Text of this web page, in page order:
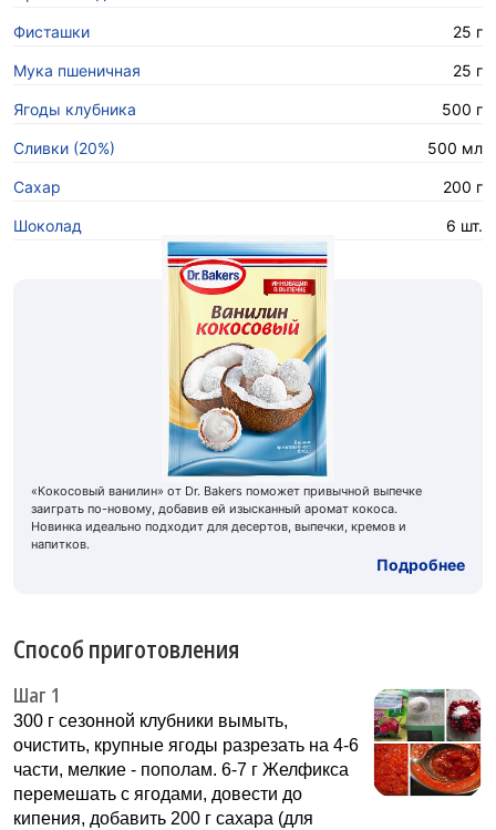
Фисташки 25 г
Мука пшеничная 25 г
Ягоды клубника 500 г
Сливки (20%) 500 мл
Сахар 200 г
Шоколад 6 шт.
«Кокосовый ванилин» от Dr. Bakers поможет привычной выпечке
заиграть по-новому, добавив ей изысканный аромат кокоса.
Новинка идеально подходит для десертов, выпечки, кремов и
напитков.
Подробнее
Способ приготовления
Шаг 1
300 г сезонной клубники вымыть,
очистить, крупные ягоды разрезать на 4-6
части, мелкие - пополам. 6-7 г Желфикса
перемешать с ягодами, довести до
кипения, добавить 200 г сахара (для